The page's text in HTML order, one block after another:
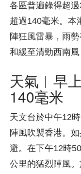
各區普遍錄得超
超過140毫米。本
陣狂風雷暴，雨
和緩至清勁西南風
天氣︱早
140毫米
天文台於中午12
陣風吹襲香港。
避。在下午12時
公里的猛烈陣風